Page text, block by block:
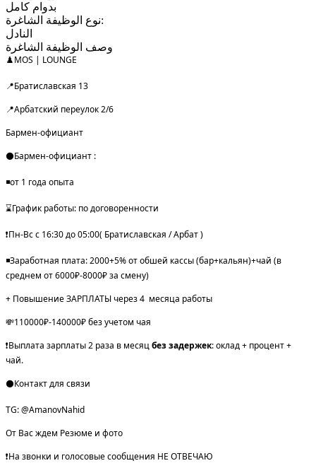
بدوام كامل
نوع الوظيفة الشاغرة:
النادل
وصف الوظيفة الشاغرة
♟️MOS | LOUNGE
📍Братиславская 13
📍Арбатский переулок 2/6
Бармен-официант
⚫️Бармен-официант :
◾️от 1 года опыта
⌛️График работы: по договоренности
❗️Пн-Вс с 16:30 до 05:00( Братиславская / Арбат )
◾️Заработная плата: 2000+5% от обшей кассы (бар+кальян)+чай (в
среднем от 6000₽-8000₽ за смену)
+ ПовышениеЗАРПЛАТЫчерез4 месяца работы
💸110000₽-140000₽ без учетом чая
❗️Выплата зарплаты 2 раза в месяцбез задержек: оклад + процент +
чай.
⚫️Контакт для связи
TG: @AmanovNahid
От Вас ждем Резюме и фото
❗️На звонки и голосовые сообщения НЕ ОТВЕЧАЮ